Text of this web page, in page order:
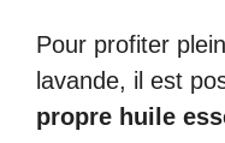
Pour profiter
lavande, il est
propre huile